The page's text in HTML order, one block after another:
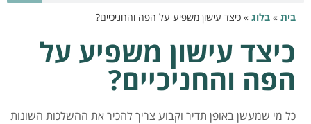
בית »בלוג »כיצד עישון משפיע על הפה והחניכיים?
כיצד עישון משפיע על
הפה והחניכיים?
כל מי שמעשן באופן תדיר וקבוע צריך להכיר את ההשלכות השונות